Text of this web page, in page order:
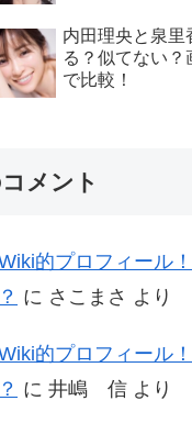
内田理央と泉里
る？似てない？
で比較！
メント
的プロフィール
に さこまさ より
的プロフィール
に 井嶋 信 より